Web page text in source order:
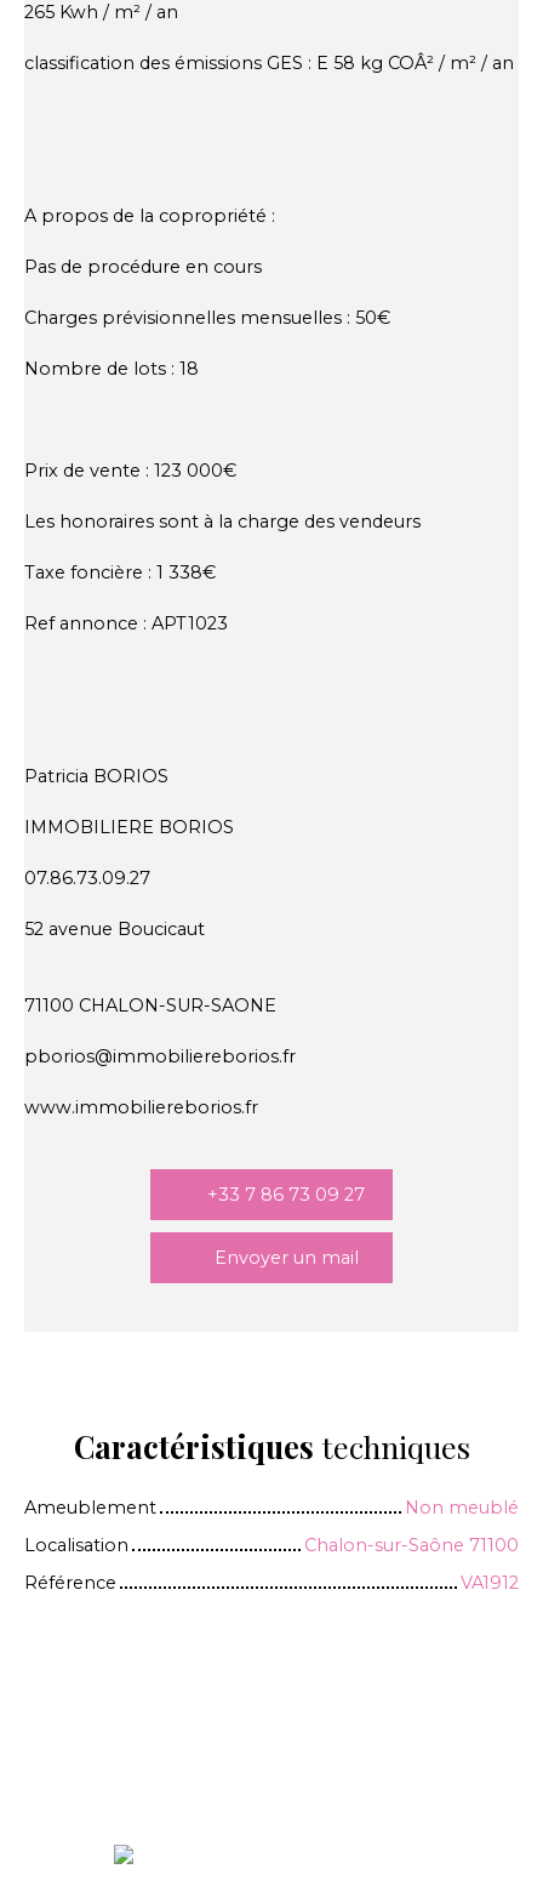
265 Kwh / m² / an
classification des émissions GES : E 58 kg COÂ² / m² / an
A propos de la copropriété :
Pas de procédure en cours
Charges prévisionnelles mensuelles : 50€
Nombre de lots : 18
Prix de vente : 123 000€
Les honoraires sont à la charge des vendeurs
Taxe foncière : 1 338€
Ref annonce : APT1023
Patricia BORIOS
IMMOBILIERE BORIOS
07.86.73.09.27
52 avenue Boucicaut
71100 CHALON-SUR-SAONE
pborios@immobiliereborios.fr
www.immobiliereborios.fr
+33 7 86 73 09 27
Envoyer un mail
Caractéristiques techniques
Ameublement
Non meublé
Localisation
Chalon-sur-Saône 71100
Référence
VA1912